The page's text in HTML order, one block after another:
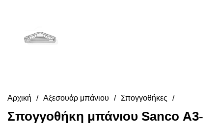
Αρχική Αξεσουάρ μπάνιου Σπογγοθήκες
Σπογγοθήκη μπάνιου Sanco Α3-